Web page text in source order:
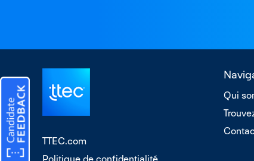
TTEC.com
Qui